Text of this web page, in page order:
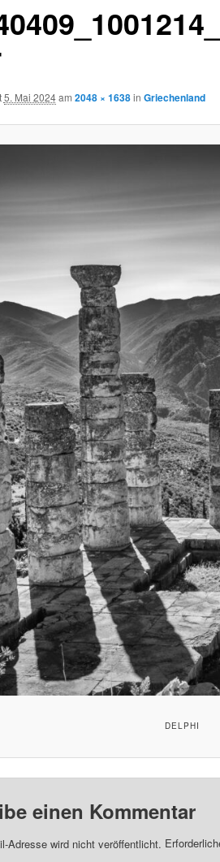
5. Mai 2024am 2048 × 1638in Griechenland
DELPHI
einen Kommentar
Adresse wird nicht veröffentlicht.